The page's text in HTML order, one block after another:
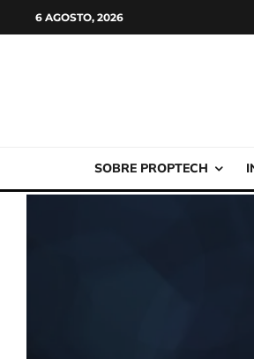
6 AGOSTO, 2026
SOBRE PROPTECH